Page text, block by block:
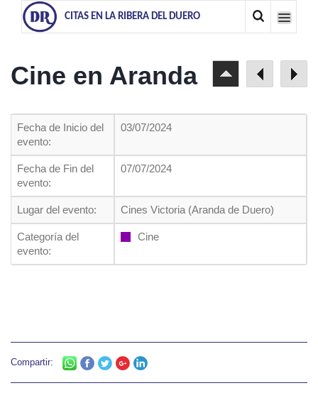
CITAS EN LA RIBERA DEL DUERO
Cine en Aranda
Fecha de Inicio del
evento:
03/07/2024
Fecha de Fin del
evento:
07/07/2024
Lugar del evento: Cines Victoria (Aranda de Duero)
Categoría del
evento:
Cine
Compartir: